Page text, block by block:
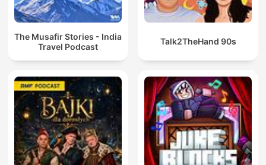
The Musafir Stories - India
Travel Podcast
Talk2TheHand 90s